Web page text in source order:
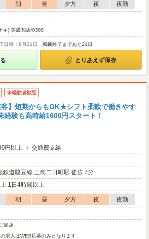
朝 昼 夕方 夜
夜勤
キ) 美濃関店/0388
日時：8月31日 掲載終了まであと21日
とりあえず保存
未経験者歓迎
客】短期からもOK★シフト柔軟で働きやす
経験も高時給1600円スタート！
円以上 ＋ 交通費支給
鉄道駿豆線 三島二日町駅 徒歩 7分
1日4時間以上
朝 昼 夕方 夜
夜勤
島店
求人はWEB応募のみとなります